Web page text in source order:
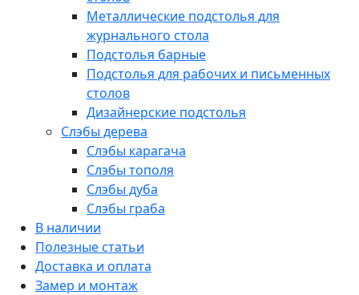
Металлические подстолья для
журнального стола
Подстолья барные
Подстолья для рабочих и письменных
столов
Дизайнерские подстолья
Слэбы дерева
Слэбы карагача
Слэбы тополя
Слэбы дуба
Слэбы граба
В наличии
Полезные статьи
Доставка и оплата
Замер и монтаж